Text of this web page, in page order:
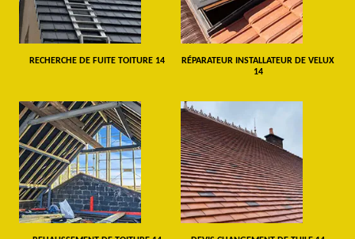
RECHERCHE DE FUITE TOITURE 14
RÉPARATEUR INSTALLATEUR DE VELUX
14